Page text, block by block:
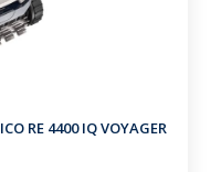
RE 4400 IQ VOYAGER